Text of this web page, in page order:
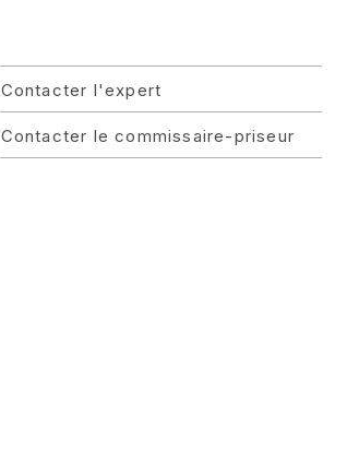
Contacter l'expert
Contacter le commissaire-priseur